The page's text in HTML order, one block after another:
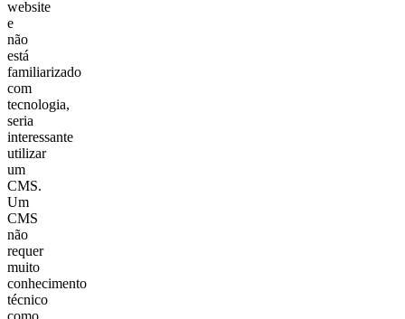
website
e
não
está
familiarizado
com
tecnologia,
seria
interessante
utilizar
um
CMS.
Um
CMS
não
requer
muito
conhecimento
técnico
como